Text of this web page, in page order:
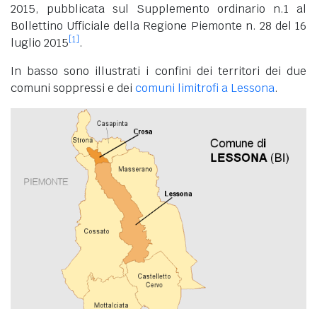
2015, pubblicata sul Supplemento ordinario n.1 al
Bollettino Ufficiale della Regione Piemonte n. 28 del 16
luglio 2015 [1] .
In basso sono illustrati i confini dei territori dei due
comuni soppressi e dei comuni limitrofi a Lessona.